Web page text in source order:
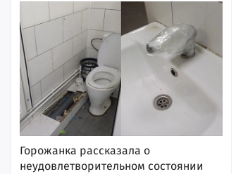
Горожанка рассказала о
неудовлетворительном состоянии